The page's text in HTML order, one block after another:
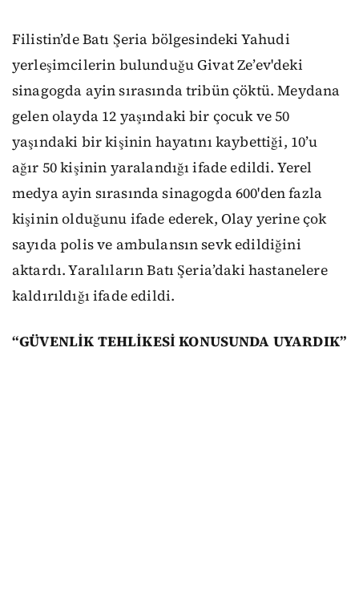
Filistin’de Batı Şeria bölgesindeki Yahudi
yerleşimcilerin bulunduğu Givat Ze’ev'deki
sinagogda ayin sırasında tribün çöktü. Meydana
gelen olayda 12 yaşındaki bir çocuk ve 50
yaşındaki bir kişinin hayatını kaybettiği, 10’u
ağır 50 kişinin yaralandığı ifade edildi. Yerel
medya ayin sırasında sinagogda 600'den fazla
kişinin olduğunu ifade ederek, Olay yerine çok
sayıda polis ve ambulansın sevk edildiğini
aktardı. Yaralıların Batı Şeria’daki hastanelere
kaldırıldığı ifade edildi.
“GÜVENLİK TEHLİKESİ KONUSUNDA UYARDIK”